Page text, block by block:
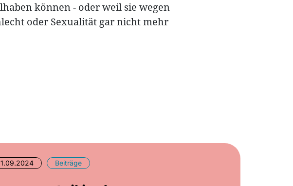
können - oder weil sie wegen
oder Sexualität gar nicht mehr
Beiträge